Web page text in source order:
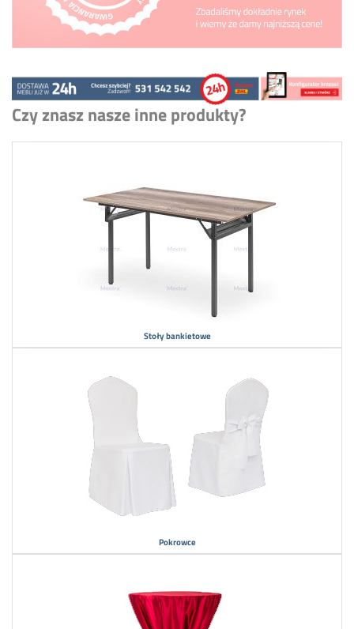
Czy znasz nasze inne produkty?
Stoły bankietowe
Pokrowce